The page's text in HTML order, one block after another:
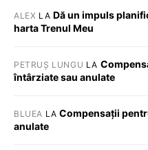
ALEX LA Dă un impuls
harta Trenul Meu
PETRUȘ LUNGU LA
întârziate sau anulate
BLUEA LACompensații
anulate